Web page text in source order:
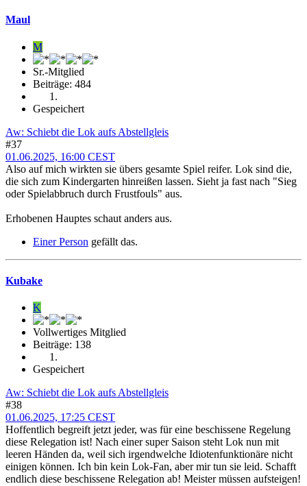
Maul
M
Sr.-Mitglied
Beiträge: 484
Gespeichert
Aw: Schiebt die Lok aufs Abstellgleis
#37
01.06.2025, 16:00 CEST
Also auf mich wirkten sie übers gesamte Spiel reifer. Lok sind die,
die sich zum Kindergarten hinreißen lassen. Sieht ja fast nach "Sieg
oder Spielabbruch durch Frustfouls" aus.
Erhobenen Hauptes schaut anders aus.
Einer Person gefällt das.
Kubake
K
Vollwertiges Mitglied
Beiträge: 138
Gespeichert
Aw: Schiebt die Lok aufs Abstellgleis
#38
01.06.2025, 17:25 CEST
Hoffentlich begreift jetzt jeder, was für eine beschissene Regelung
diese Relegation ist! Nach einer super Saison steht Lok nun mit
leeren Händen da, weil sich irgendwelche Idiotenfunktionäre nicht
einigen können. Ich bin kein Lok-Fan, aber mir tun sie leid. Schafft
endlich diese beschissene Relegation ab! Meister müssen aufsteigen!